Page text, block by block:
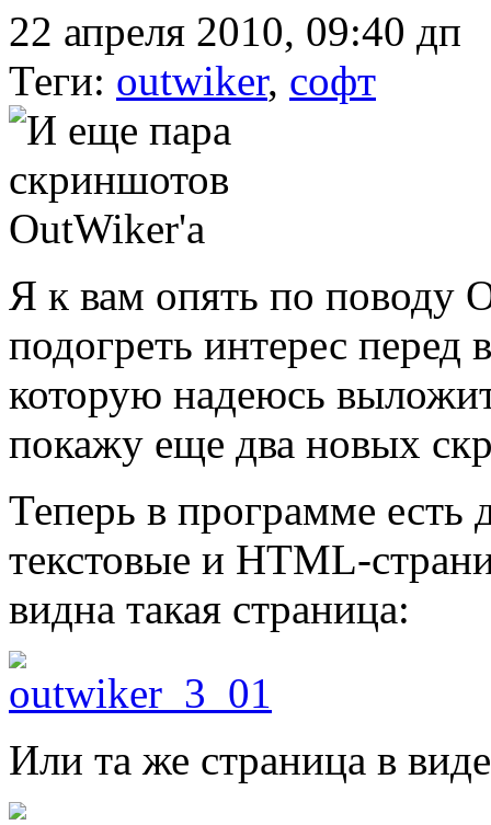
22 апреля 2010, 09:40 дп
Теги: outwiker, софт
Я к вам опять по поводу
подогреть интерес
которую надеюсь
покажу еще два новых
Теперь в программе есть
текстовые и HTML-
видна такая страница:
Или та же страница в